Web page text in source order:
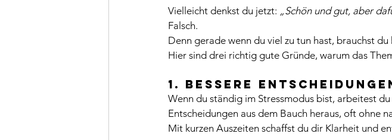
Vielleicht denkst du jetzt: „Schön und gut, aber
Falsch.
Denn gerade wenn du viel zu tun hast, brauchst
Hier sind drei richtig gute Gründe, warum das
1. Bessere
Wenn du ständig im Stressmodus bist, arbeitest
Entscheidungen aus dem Bauch heraus, oft ohne
Mit kurzen Auszeiten schaffst du dir Klarheit und